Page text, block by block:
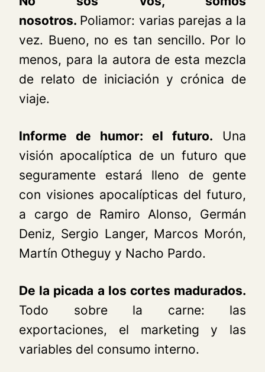
nosotros. Poliamor: varias parejas a la
vez. Bueno, no es tan sencillo. Por lo
menos, para la autora de esta mezcla
de relato de iniciación y crónica de
viaje.
Informe de humor: el futuro. Una
visión apocalíptica de un futuro que
seguramente estará lleno de gente
con visiones apocalípticas del futuro,
a cargo de Ramiro Alonso, Germán
Deniz, Sergio Langer, Marcos Morón,
Martín Otheguy y Nacho Pardo.
De la picada a los cortes madurados.
Todo sobre la carne: las
exportaciones, el marketing y las
variables del consumo interno.